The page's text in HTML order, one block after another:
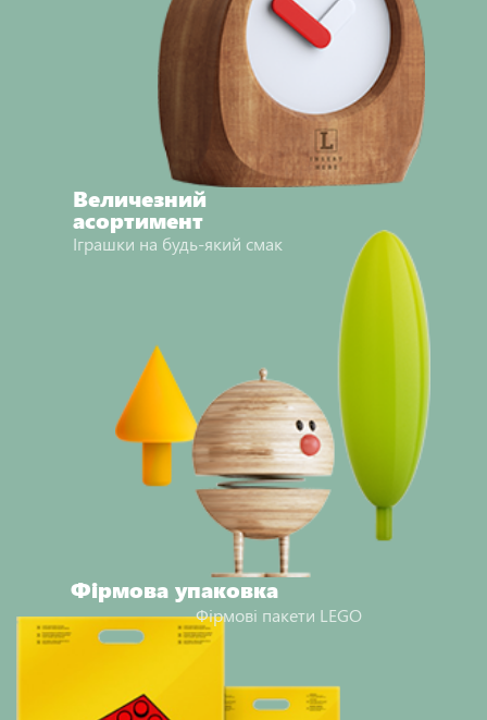
Величезний
асортимент
Іграшки на будь-який смак
Фірмова упаковка
Фірмові пакети LEGO